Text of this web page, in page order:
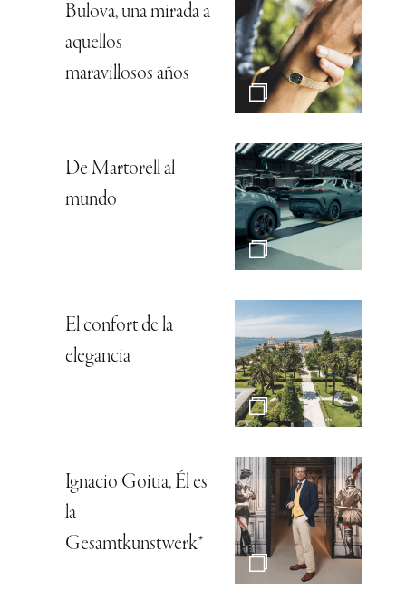
Bulova, una mirada a
aquellos
maravillosos años
De Martorell al
mundo
El confort de la
elegancia
Ignacio Goitia, Él es
la
Gesamtkunstwerk*